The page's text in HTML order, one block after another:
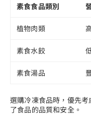
素食食品類別
植物肉類
素食水餃
素食湯品
選購冷凍食品時，優先
了食品的品質和安全。